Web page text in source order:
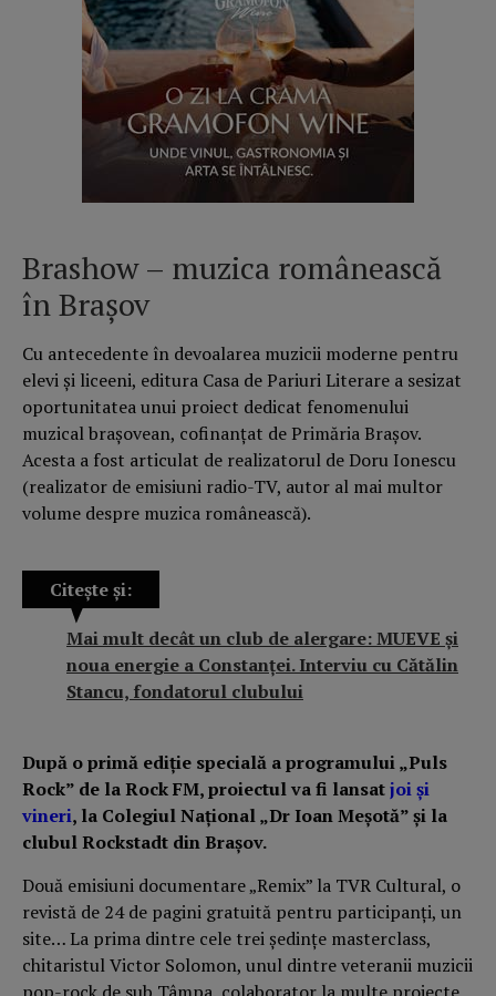
Brashow – muzica românească
în Brașov
Cu antecedente în devoalarea muzicii moderne pentru
elevi și liceeni, editura Casa de Pariuri Literare a sesizat
oportunitatea unui proiect dedicat fenomenului
muzical brașovean, cofinanțat de Primăria Brașov.
Acesta a fost articulat de realizatorul de Doru Ionescu
(realizator de emisiuni radio-TV, autor al mai multor
volume despre muzica românească).
Citește și:
Mai mult decât un club de alergare: MUEVE și
noua energie a Constanței. Interviu cu Cătălin
Stancu, fondatorul clubului
După o primă ediție specială a programului „Puls
Rock” de la Rock FM, proiectul va fi lansatjoi și
vineri, la Colegiul Național „Dr Ioan Meșotă” și la
clubul Rockstadt din Brașov.
Două emisiuni documentare „Remix” la TVR Cultural, o
revistă de 24 de pagini gratuită pentru participanți, un
site… La prima dintre cele trei ședințe masterclass,
chitaristul Victor Solomon, unul dintre veteranii muzicii